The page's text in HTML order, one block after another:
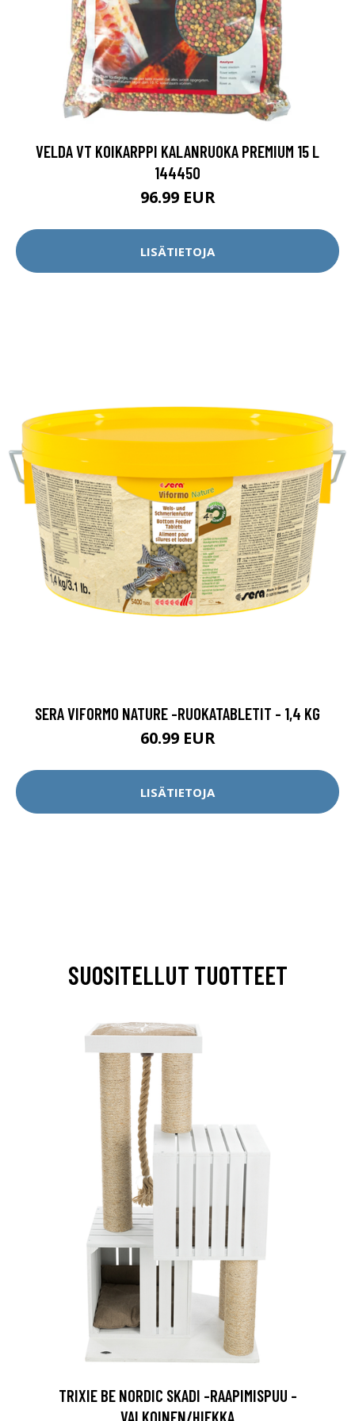
VELDA VT KOIKARPPI KALANRUOKA PREMIUM 15 L
144450
96.99 EUR
LISÄTIETOJA
SERA VIFORMO NATURE -RUOKATABLETIT - 1,4 KG
60.99 EUR
LISÄTIETOJA
SUOSITELLUT TUOTTEET
TRIXIE BE NORDIC SKADI -RAAPIMISPUU -
VALKOINEN/HIEKKA